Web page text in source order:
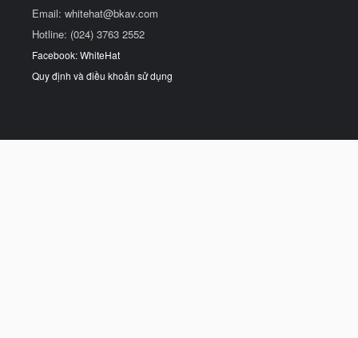
Email: whitehat@bkav.com
Hotline: (024) 3763 2552
Facebook: WhiteHat
Quy định và điều khoản sử dụng